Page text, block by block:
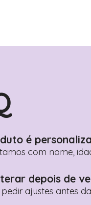
é
com nome,
depois de
pedir ajustes antes